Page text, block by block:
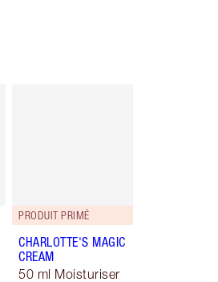
PRODUIT PRIMÉ
CHARLOTTE'S MAGIC
CREAM
50 ml Moisturiser